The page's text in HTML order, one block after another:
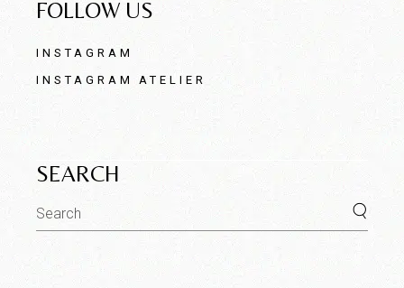
FOLLOW US
INSTAGRAM
INSTAGRAM ATELIER
SEARCH
Search
for: